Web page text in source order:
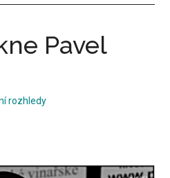
Pavel
rozhledy